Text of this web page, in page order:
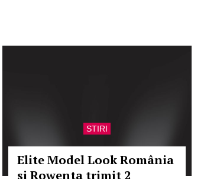
STIRI
Elite Model Look România
si Rowenta trimit 2